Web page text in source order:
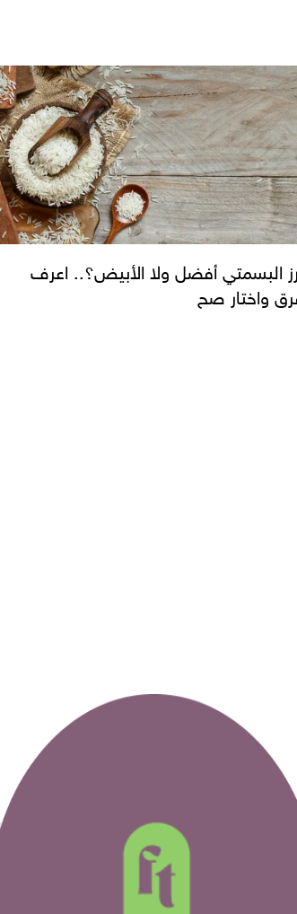
البسمتي أفضل ولا الأبيض؟.. اعرف
واختار صح